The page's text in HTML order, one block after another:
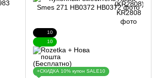
10
10
+СКИДКА 10% купон SALE10